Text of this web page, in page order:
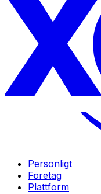
Personligt
Företag
Plattform